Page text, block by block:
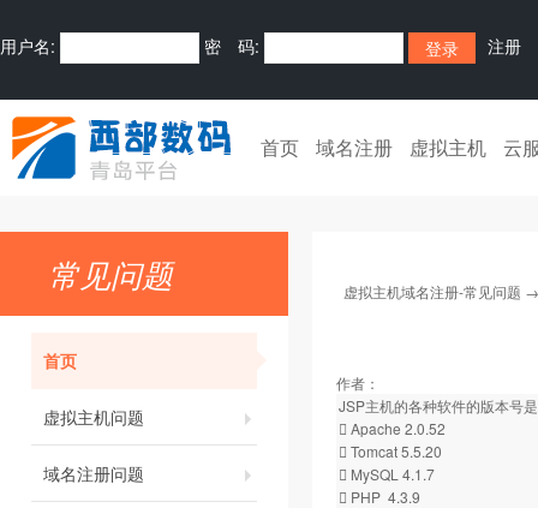
用户名: 密 码: 注册
首页 域名注册 虚拟主机 云
常见问题
首页
虚拟主机问题
域名注册问题
虚拟主机域名注册-常见问题
作者：
JSP主机的各种软件的版本号
 Apache 2.0.52
 Tomcat 5.5.20
 MySQL 4.1.7
 PHP 4.3.9